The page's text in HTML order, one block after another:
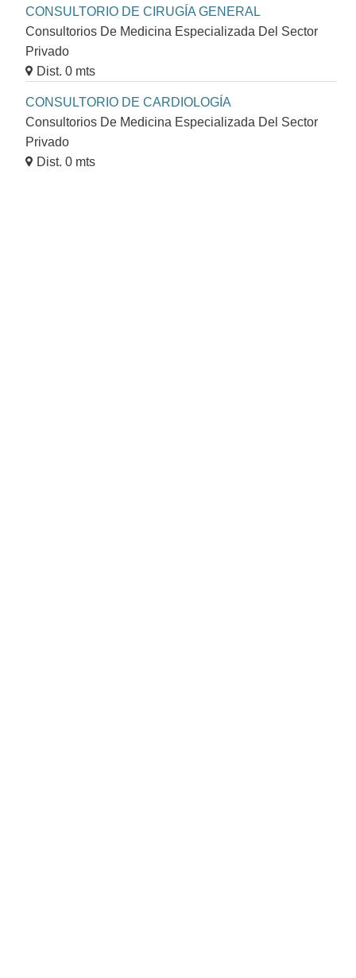
CONSULTORIO DE CIRUGÍA GENERAL
Consultorios De Medicina Especializada Del Sector
Privado
Dist. 0 mts
CONSULTORIO DE CARDIOLOGÍA
Consultorios De Medicina Especializada Del Sector
Privado
Dist. 0 mts